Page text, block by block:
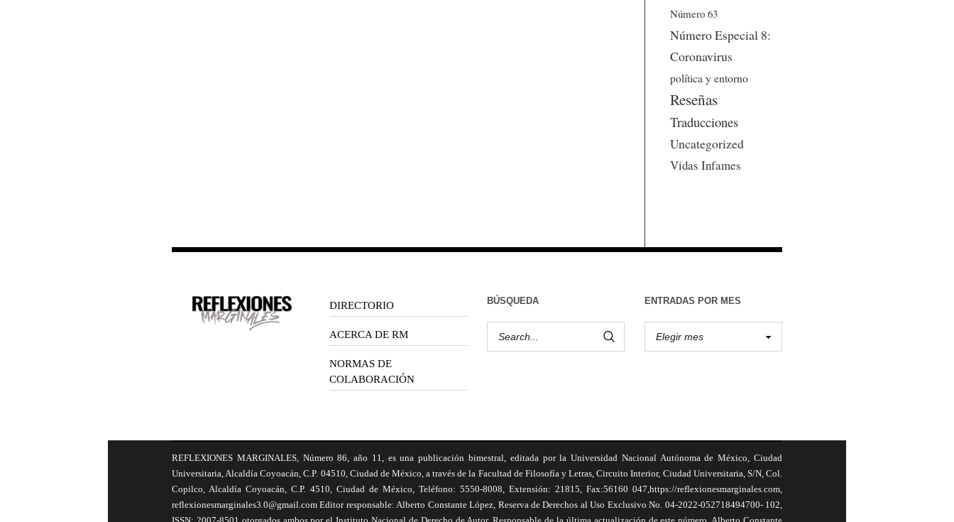
Número 63
Número Especial 8:
Coronavirus
política y entorno
Reseñas
Traducciones
Uncategorized
Vidas Infames
DIRECTORIO
ACERCA DE RM
NORMAS DE
COLABORACIÓN
BÚSQUEDA ENTRADAS POR MES
REFLEXIONES MARGINALES, Número 86, año 11, es una publicación bimestral, editada por la Universidad Nacional Autónoma de México, Ciudad
Universitaria, Alcaldía Coyoacán, C.P. 04510, Ciudad de México, a través de la Facultad de Filosofía y Letras, Circuito Interior, Ciudad Universitaria, S/N, Col.
Copilco, Alcaldía Coyoacán, C.P. 4510, Ciudad de México, Teléfono: 5550-8008, Extensión: 21815, Fax:56160 047,https://reflexionesmarginales.com,
reflexionesmarginales3.0@gmail.com Editor responsable: Alberto Constante López, Reserva de Derechos al Uso Exclusivo No. 04-2022-052718494700- 102,